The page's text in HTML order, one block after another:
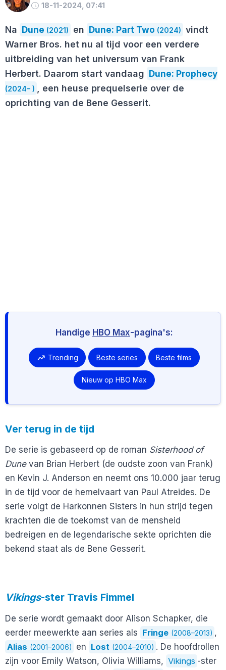
18-11-2024, 07:41
Na Dune (2021) en Dune: Part Two (2024) vindt
Warner Bros. het nu al tijd voor een verdere
uitbreiding van het universum van Frank
Herbert. Daarom start vandaag Dune: Prophecy
(2024– ) , een heuse prequelserie over de
oprichting van de Bene Gesserit.
Handige HBO Max-pagina's:
Trending Beste series Beste films
Nieuw op HBO Max
Ver terug in de tijd
De serie is gebaseerd op de roman Sisterhood of
Dunevan Brian Herbert (de oudste zoon van Frank)
en Kevin J. Anderson en neemt ons 10.000 jaar terug
in de tijd voor de hemelvaart van Paul Atreides. De
serie volgt de Harkonnen Sisters in hun strijd tegen
krachten die de toekomst van de mensheid
bedreigen en de legendarische sekte oprichten die
bekend staat als de Bene Gesserit.
Vikings-ster Travis Fimmel
De serie wordt gemaakt door Alison Schapker, die
eerder meewerkte aan series als Fringe (2008–2013) ,
Alias (2001–2006) en Lost (2004–2010) . De hoofdrollen
zijn voor Emily Watson, Olivia Williams, Vikings -ster